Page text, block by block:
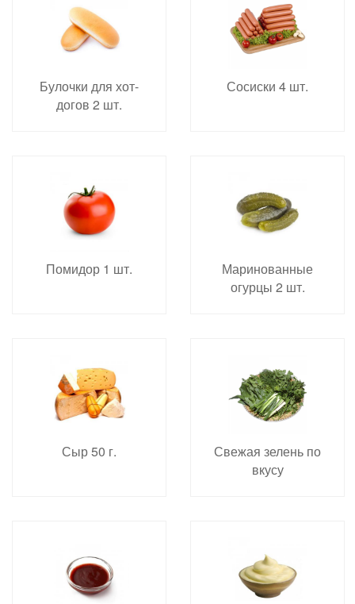
Булочки для хот-
догов 2 шт.
Сосиски 4 шт.
Помидор 1 шт.
Маринованные
огурцы 2 шт.
Сыр 50 г.
Свежая зелень по
вкусу